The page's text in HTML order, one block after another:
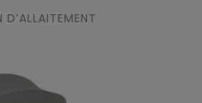
D’ALLAITEMENT